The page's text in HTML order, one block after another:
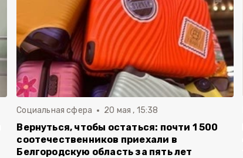
Социальная сфера 20 мая , 15:38
Вернуться, чтобы остаться: почти 1 500
соотечественников приехали в
Белгородскую область за пять лет